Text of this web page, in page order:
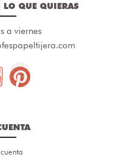
LO QUE QUIERAS
a viernes